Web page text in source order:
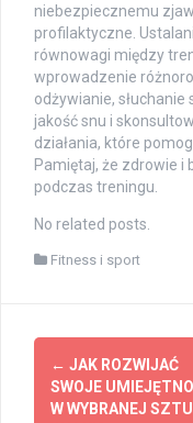
niebezpiecznemu
profilaktyczne.
równowagi między
wprowadzenie
odżywianie, słuchanie
jakość snu i
działania, które
Pamiętaj, że zdrowie
podczas treningu.
No related posts.
Fitness i sport
Post
navigation
← JAK ROZWIJAĆ
SWOJE
W WYBRANEJ